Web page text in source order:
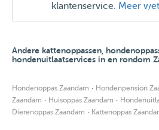
klantenservice. Meer
Andere kattenoppassen,
hondenuitlaatservices in en rondom
Hondenoppas Zaandam · Hondenpension
Zaandam · Huisoppas Zaandam ·
Dierenoppas Zaandam · Kattenoppas